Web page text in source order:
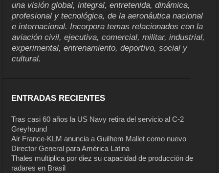
una visión global, integral, entretenida, dinámica,
profesional y tecnológica, de la aeronáutica nacional
e internacional. Incorpora temas relacionados con la
aviación civil, ejecutiva, comercial, militar, industrial,
experimental, entrenamiento, deportivo, social y
cultural.
ENTRADAS RECIENTES
Tras casi 60 años la US Navy retira del servicio al C-2
Greyhound
Air France-KLM anuncia a Guilhem Mallet como nuevo
Director General para América Latina
Thales multiplica por diez su capacidad de producción de
radares en Brasil